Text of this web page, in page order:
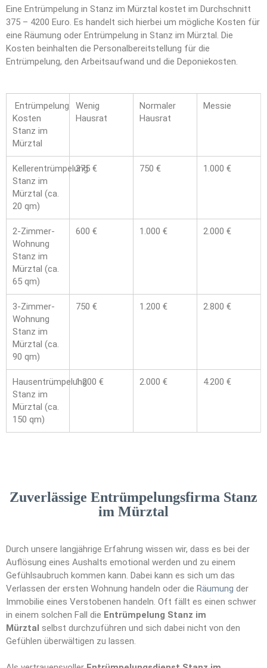
Eine Entrümpelung in Stanz im Mürztal kostet im Durchschnitt
375 – 4200 Euro. Es handelt sich hierbei um mögliche Kosten für
eine Räumung oder Entrümpelung in Stanz im Mürztal. Die
Kosten beinhalten die Personalbereitstellung für die
Entrümpelung, den Arbeitsaufwand und die Deponiekosten.
Entrümpelung
Kosten
Stanz im
Mürztal
Wenig
Hausrat
Normaler
Hausrat
Messie
Kellerentrümpelung
Stanz im
Mürztal (ca.
20 qm)
375 € 750 € 1.000 €
2-Zimmer-
Wohnung
Stanz im
Mürztal (ca.
65 qm)
600 € 1.000 € 2.000 €
3-Zimmer-
Wohnung
Stanz im
Mürztal (ca.
90 qm)
750 € 1.200 € 2.800 €
Hausentrümpelung
Stanz im
Mürztal (ca.
150 qm)
1.200 € 2.000 € 4.200 €
Zuverlässige Entrümpelungsfirma Stanz
im Mürztal
Durch unsere langjährige Erfahrung wissen wir, dass es bei der
Auflösung eines Aushalts emotional werden und zu einem
Gefühlsaubruch kommen kann. Dabei kann es sich um das
Verlassen der ersten Wohnung handeln oder die Räumung der
Immobilie eines Verstobenen handeln. Oft fällt es einen schwer
in einem solchen Fall die Entrümpelung Stanz im
Mürztal selbst durchzuführen und sich dabei nicht von den
Gefühlen überwältigen zu lassen.